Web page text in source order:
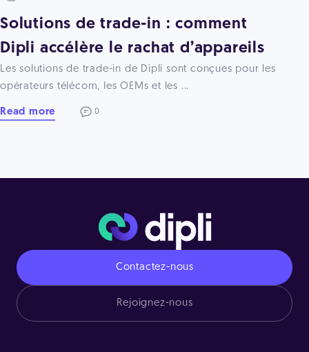
Solutions de trade-in : comment
Dipli accélère le rachat d’appareils
Les solutions de trade-in de Dipli sont conçues pour les
opérateurs télécom, les OEMs et les ...
Read more 0
Contactez-nous
Rejoignez-nous